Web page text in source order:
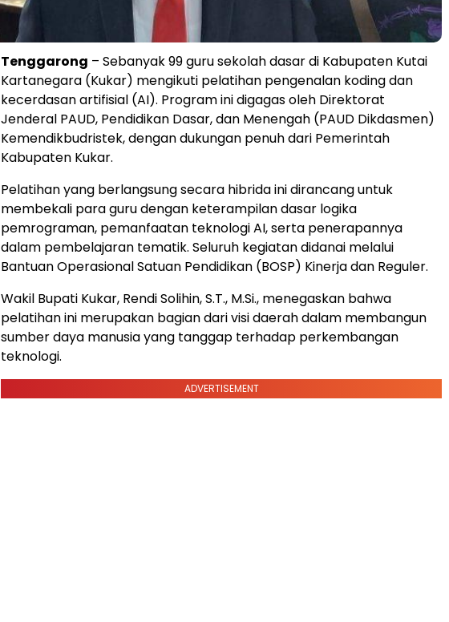
Tenggarong – Sebanyak 99 guru sekolah dasar di Kabupaten Kutai
Kartanegara (Kukar) mengikuti pelatihan pengenalan koding dan
kecerdasan artifisial (AI). Program ini digagas oleh Direktorat
Jenderal PAUD, Pendidikan Dasar, dan Menengah (PAUD Dikdasmen)
Kemendikbudristek, dengan dukungan penuh dari Pemerintah
Kabupaten Kukar.
Pelatihan yang berlangsung secara hibrida ini dirancang untuk
membekali para guru dengan keterampilan dasar logika
pemrograman, pemanfaatan teknologi AI, serta penerapannya
dalam pembelajaran tematik. Seluruh kegiatan didanai melalui
Bantuan Operasional Satuan Pendidikan (BOSP) Kinerja dan Reguler.
Wakil Bupati Kukar, Rendi Solihin, S.T., M.Si., menegaskan bahwa
pelatihan ini merupakan bagian dari visi daerah dalam membangun
sumber daya manusia yang tanggap terhadap perkembangan
teknologi.
ADVERTISEMENT